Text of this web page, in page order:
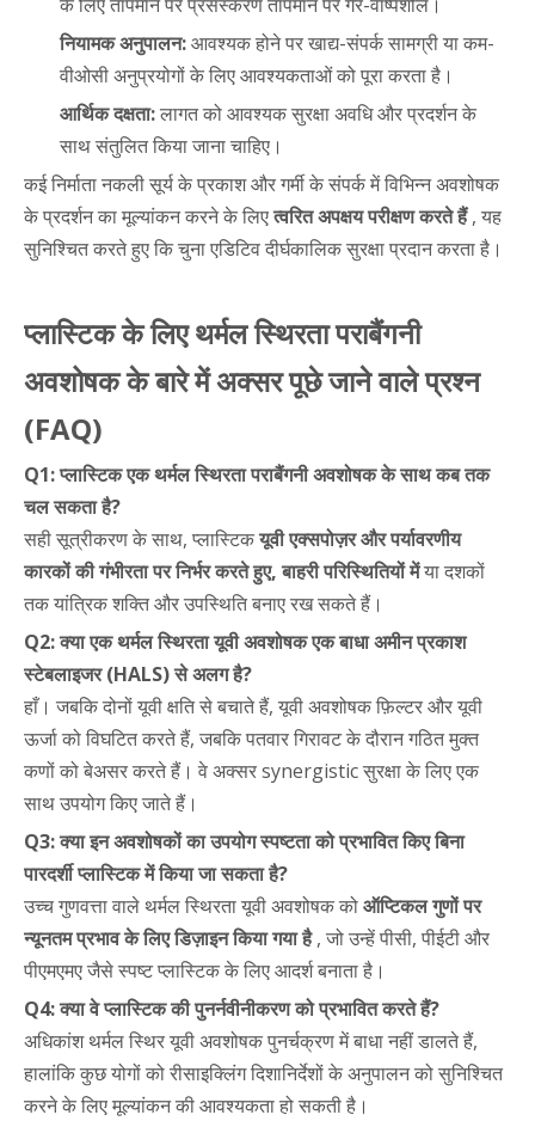
नियामक अनुपालन:आवश्यक होने पर खाद्य-संपर्क सामग्री या कम-
वीओसी अनुप्रयोगों के लिए आवश्यकताओं को पूरा करता है।
आर्थिक दक्षता:लागत को आवश्यक सुरक्षा अवधि और प्रदर्शन के
साथ संतुलित किया जाना चाहिए।
कई निर्माता नकली सूर्य के प्रकाश और गर्मी के संपर्क में विभिन्न अवशोषक
के प्रदर्शन का मूल्यांकन करने के लिएत्वरित अपक्षय परीक्षण करते हैं, यह
सुनिश्चित करते हुए कि चुना एडिटिव दीर्घकालिक सुरक्षा प्रदान करता है।
प्लास्टिक के लिए थर्मल स्थिरता पराबैंगनी
अवशोषक के बारे में अक्सर पूछे जाने वाले प्रश्न
(FAQ)
Q1: प्लास्टिक एक थर्मल स्थिरता पराबैंगनी अवशोषक के साथ कब तक
चल सकता है?
सही सूत्रीकरण के साथ, प्लास्टिकयूवी एक्सपोज़र और पर्यावरणीय
कारकों की गंभीरता पर निर्भर करते हुए, बाहरी परिस्थितियों मेंया दशकों
तक यांत्रिक शक्ति और उपस्थिति बनाए रख सकते हैं।
Q2: क्या एक थर्मल स्थिरता यूवी अवशोषक एक बाधा अमीन प्रकाश
स्टेबलाइजर (HALS) से अलग है?
हाँ। जबकि दोनों यूवी क्षति से बचाते हैं, यूवी अवशोषक फ़िल्टर और यूवी
ऊर्जा को विघटित करते हैं, जबकि पतवार गिरावट के दौरान गठित मुक्त
कणों को बेअसर करते हैं। वे अक्सर synergistic सुरक्षा के लिए एक
साथ उपयोग किए जाते हैं।
Q3: क्या इन अवशोषकों का उपयोग स्पष्टता को प्रभावित किए बिना
पारदर्शी प्लास्टिक में किया जा सकता है?
उच्च गुणवत्ता वाले थर्मल स्थिरता यूवी अवशोषक कोऑप्टिकल गुणों पर
न्यूनतम प्रभाव के लिए डिज़ाइन किया गया है, जो उन्हें पीसी, पीईटी और
पीएमएमए जैसे स्पष्ट प्लास्टिक के लिए आदर्श बनाता है।
Q4: क्या वे प्लास्टिक की पुनर्नवीनीकरण को प्रभावित करते हैं?
अधिकांश थर्मल स्थिर यूवी अवशोषक पुनर्चक्रण में बाधा नहीं डालते हैं,
हालांकि कुछ योगों को रीसाइक्लिंग दिशानिर्देशों के अनुपालन को सुनिश्चित
करने के लिए मूल्यांकन की आवश्यकता हो सकती है।